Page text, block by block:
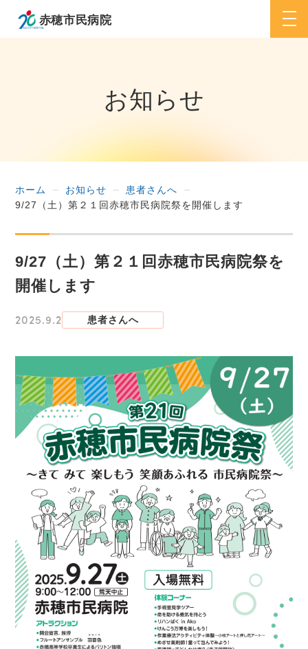
お知らせ
ホーム お知らせ
患者さんへ
9/27（土）第２１回赤穂市民病院祭を開催します
9/27（土）第２１回赤穂市民病院祭を
開催します
2025.9.2 患者さんへ